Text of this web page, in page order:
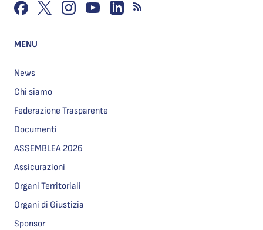
MENU
News
Chi siamo
Federazione Trasparente
Documenti
ASSEMBLEA 2026
Assicurazioni
Organi Territoriali
Organi di Giustizia
Sponsor